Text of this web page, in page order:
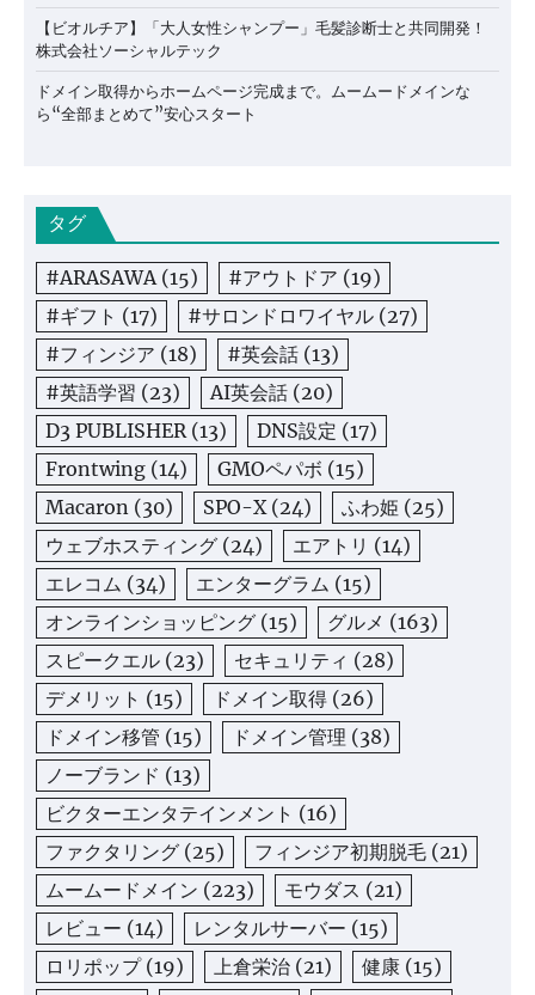
【ビオルチア】「大人女性シャンプー」毛髪診断士と共同開発！
株式会社ソーシャルテック
ドメイン取得からホームページ完成まで。ムームードメインな
ら“全部まとめて”安心スタート
タグ
#ARASAWA(15) #アウトドア (19)
#ギフト (17) #サロンドロワイヤル (27)
#フィンジア (18) #英会話 (13)
#英語学習 (23) AI英会話 (20)
D3 PUBLISHER(13) DNS設定 (17)
Frontwing (14) GMOペパボ (15)
Macaron (30) SPO-X(24) ふわ姫 (25)
ウェブホスティング (24) エアトリ (14)
エレコム (34) エンターグラム (15)
オンラインショッピング (15) グルメ (163)
スピークエル (23) セキュリティ (28)
デメリット (15) ドメイン取得 (26)
ドメイン移管 (15) ドメイン管理 (38)
ノーブランド (13)
ビクターエンタテインメント (16)
ファクタリング (25) フィンジア初期脱毛 (21)
ムームードメイン (223) モウダス (21)
レビュー (14) レンタルサーバー (15)
ロリポップ(19) 上倉栄治 (21) 健康 (15)